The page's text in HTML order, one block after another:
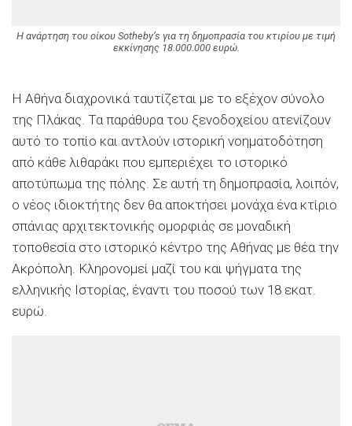
H ανάρτηση του οίκου Sotheby’s για τη δημοπρασία του κτιρίου με τιμή
εκκίνησης 18.000.000 ευρώ.
Η Αθήνα διαχρονικά ταυτίζεται με το εξέχον σύνολο
της Πλάκας. Τα παράθυρα του ξενοδοχείου ατενίζουν
αυτό το τοπίο και αντλούν ιστορική νοηματοδότηση
από κάθε λιθαράκι που εμπεριέχει το ιστορικό
αποτύπωμα της πόλης. Σε αυτή τη δημοπρασία, λοιπόν,
ο νέος ιδιοκτήτης δεν θα αποκτήσει μονάχα ένα κτίριο
σπάνιας αρχιτεκτονικής ομορφιάς σε μοναδική
τοποθεσία στο ιστορικό κέντρο της Αθήνας με θέα την
Ακρόπολη. Κληρονομεί μαζί του και ψήγματα της
ελληνικής Ιστορίας, έναντι του ποσού των 18 εκατ.
ευρώ.